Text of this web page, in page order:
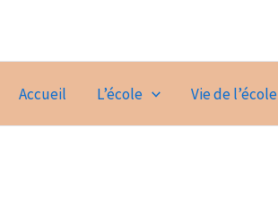
Accueil L’école Vie de l’école